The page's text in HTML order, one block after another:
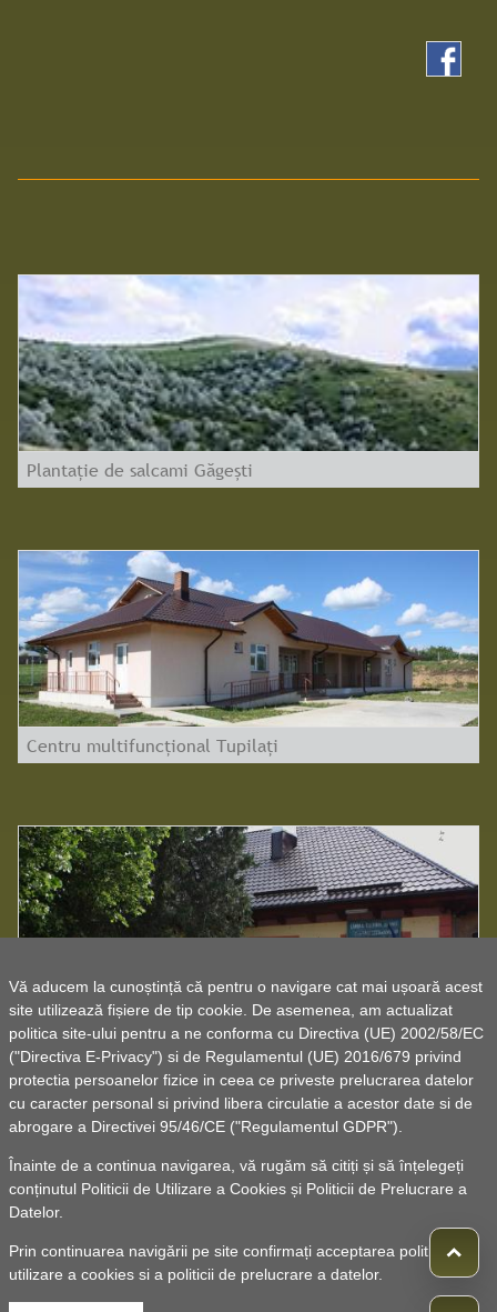
Vă aducem la cunoștință că pentru o navigare cat mai ușoară acest
site utilizează fișiere de tip cookie. De asemenea, am actualizat
politica site-ului pentru a ne conforma cu Directiva (UE) 2002/58/EC
("Directiva E-Privacy") si de Regulamentul (UE) 2016/679 privind
protectia persoanelor fizice in ceea ce priveste prelucrarea datelor
cu caracter personal si privind libera circulatie a acestor date si de
abrogare a Directivei 95/46/CE ("Regulamentul GDPR").
Înainte de a continua navigarea, vă rugăm să citiți și să înțelegeți
conținutul Politicii de Utilizare a Cookies și Politicii de Prelucrare a
Datelor.
Prin continuarea navigării pe site confirmați acceptarea politicii de
utilizare a cookies si a politicii de prelucrare a datelor.
Plantație de salcami Găgești
Centru multifuncțional Tupilați
Căminul cultural Găgești
© 2010 -Powered by Pancarpatica Invest Termeni de